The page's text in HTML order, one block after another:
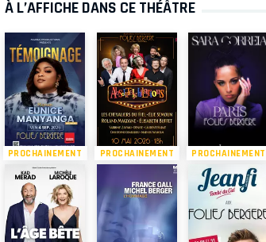
À L’AFFICHE DANS CE THÉÂTRE
PROCHAINEMENT PROCHAINEMENT PROCHAINEMENT